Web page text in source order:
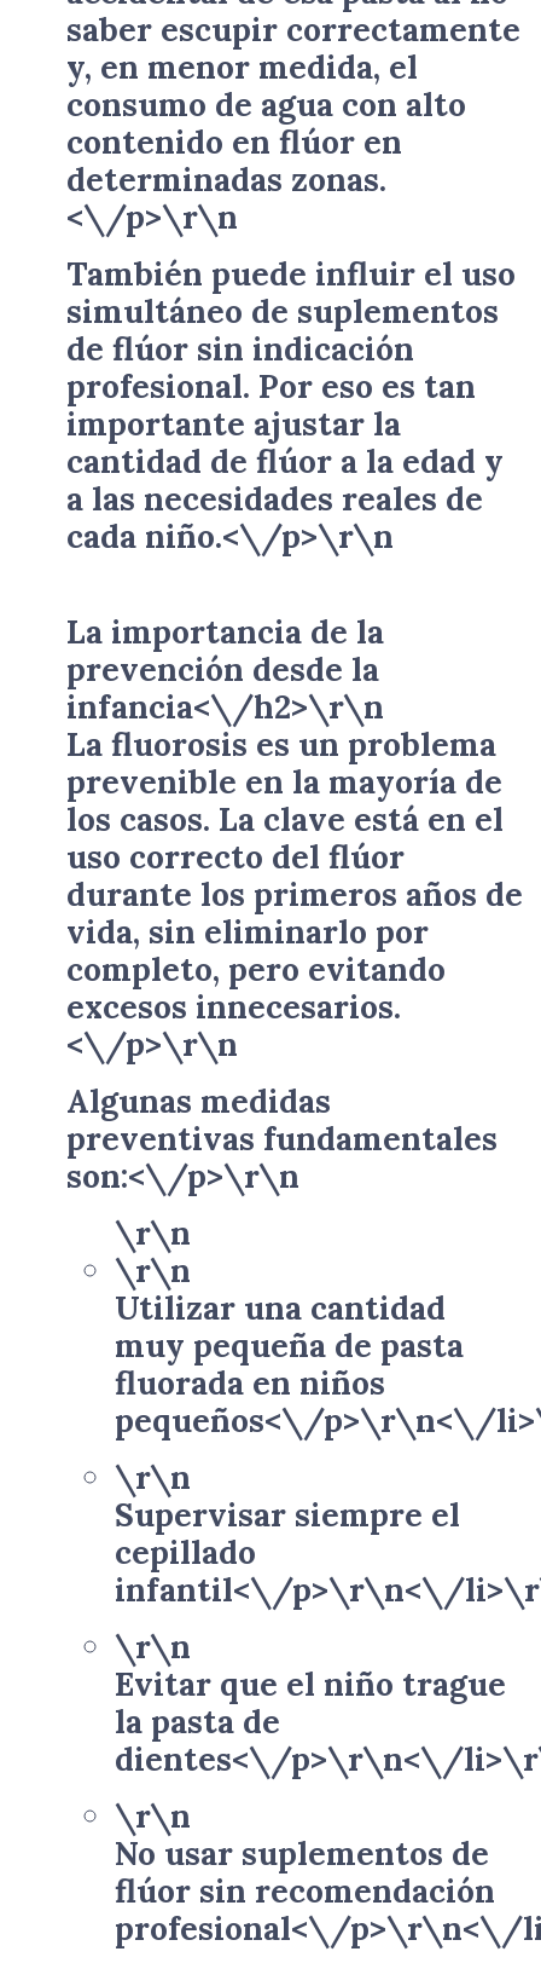
saber escupir correctamente
y, en menor medida, el
consumo de agua con alto
contenido en flúor en
determinadas zonas.
<\/p>\r\n
También puede influir el uso
simultáneo de suplementos
de flúor sin indicación
profesional. Por eso es tan
importante ajustar la
cantidad de flúor a la edad y
a las necesidades reales de
cada niño.<\/p>\r\n
La importancia de la
prevención desde la
infancia<\/h2>\r\n
La fluorosis es un problema
prevenible en la mayoría de
los casos. La clave está en el
uso correcto del flúor
durante los primeros años de
vida, sin eliminarlo por
completo, pero evitando
excesos innecesarios.
<\/p>\r\n
Algunas medidas
preventivas fundamentales
son:<\/p>\r\n
\r\n
\r\n
Utilizar una cantidad
muy pequeña de pasta
fluorada en niños
pequeños<\/p>\r\n<\/
\r\n
Supervisar siempre el
cepillado
infantil<\/p>\r\n<\/
\r\n
Evitar que el niño trague
la pasta de
dientes<\/p>\r\n<\/
\r\n
No usar suplementos de
flúor sin recomendación
profesional<\/